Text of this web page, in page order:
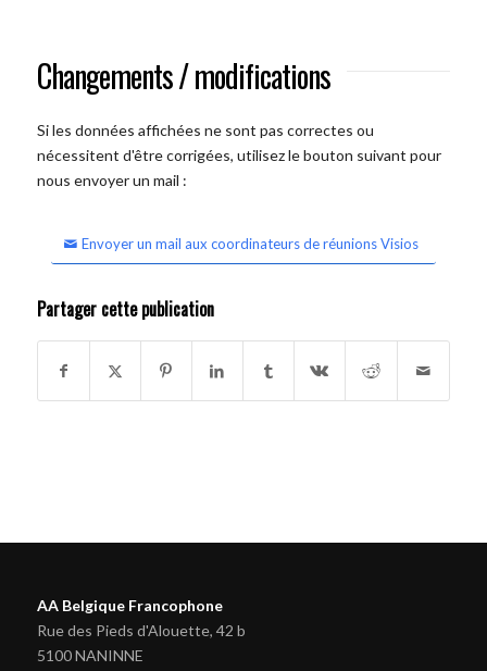
Changements / modifications
Si les données affichées ne sont pas correctes ou
nécessitent d'être corrigées, utilisez le bouton suivant pour
nous envoyer un mail :
Envoyer un mail aux coordinateurs de réunions Visios
Partager cette publication
AA Belgique Francophone
Rue des Pieds d'Alouette, 42 b
5100 NANINNE